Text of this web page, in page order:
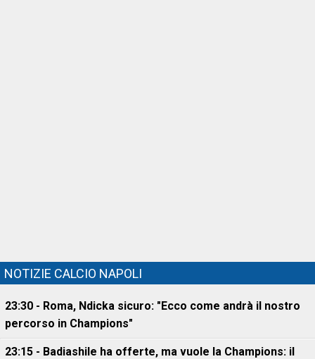
NOTIZIE CALCIO NAPOLI
23:30 - Roma, Ndicka sicuro: "Ecco come andrà il nostro
percorso in Champions"
23:15 - Badiashile ha offerte, ma vuole la Champions: il